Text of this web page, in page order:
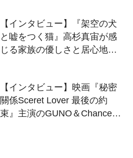
のWキャストにインタビュー
【インタビュー】『架空の犬
と嘘をつく猫』高杉真宙が感
じる家族の優しさと居心地の
【インタビュー】映画『秘密
關係Sceret Lover 最後の約
束』主演のGUNO＆Chanceが